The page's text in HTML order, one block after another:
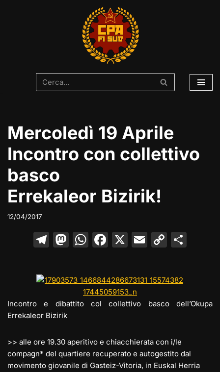
Mercoledì 19 Aprile
Incontro con collettivo
basco
Errekaleor Bizirik!
12/04/2017
T
gr
a
m
M
o
d
W
s
A
F
e
b
o
k
X E
l
C
y
Li
k
vi
Incontro e dibattito col collettivo basco dell’Okupa
Errekaleor Bizirik
>> alle ore 19.30 aperitivo e chiacchierata con i/le
compagn* del quartiere recuperato e autogestito dal
movimento giovanile di Gasteiz-Vitoria, in Euskal Herria